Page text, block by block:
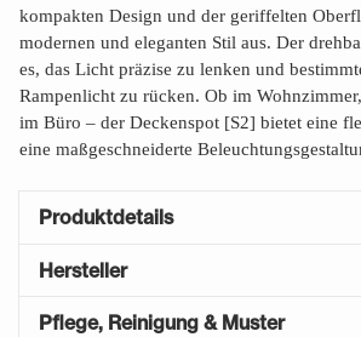
kompakten Design und der geriffelten
modernen und eleganten Stil aus. Der
es, das Licht präzise zu lenken und
Rampenlicht zu rücken. Ob im
im Büro – der Deckenspot [S2] bietet eine
eine maßgeschneiderte
Produktdetails
Hersteller
Pflege, Reinigung & Muster